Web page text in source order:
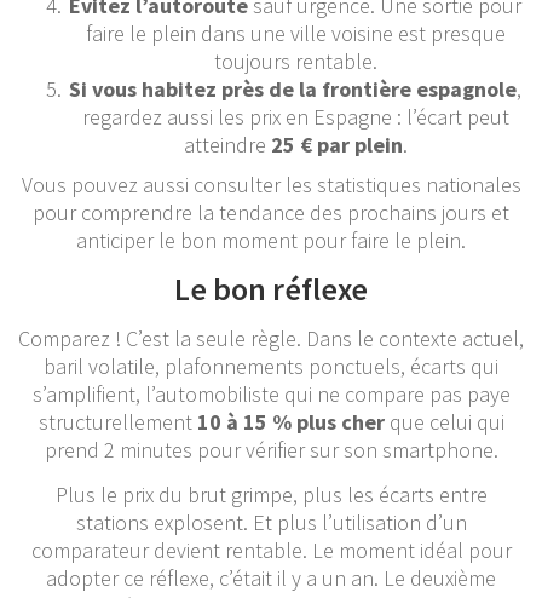
faire le plein dans une ville voisine est presque
toujours rentable.
Si vous habitez près de la frontière espagnole,
regardez aussi les prix en Espagne : l’écart peut
atteindre 25 € par plein.
Vous pouvez aussi consulter les statistiques nationales
pour comprendre la tendance des prochains jours et
anticiper le bon moment pour faire le plein.
Le bon réflexe
Comparez ! C’est la seule règle. Dans le contexte actuel,
baril volatile, plafonnements ponctuels, écarts qui
s’amplifient, l’automobiliste qui ne compare pas paye
structurellement 10 à 15 % plus cherque celui qui
prend 2 minutes pour vérifier sur son smartphone.
Plus le prix du brut grimpe, plus les écarts entre
stations explosent. Et plus l’utilisation d’un
comparateur devient rentable. Le moment idéal pour
adopter ce réflexe, c’était il y a un an. Le deuxième